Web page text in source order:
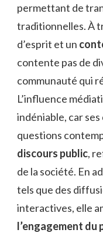
permettant de
traditionnelles. À
d’esprit et un
contente pas de
communauté qui
L’influence
indéniable, car
questions
discours public,
de la société. En
tels que des
interactives, elle
l’engagement du